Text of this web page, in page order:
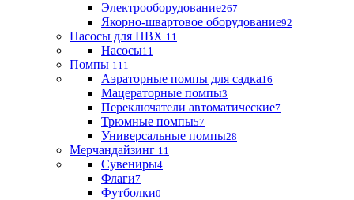
Электрооборудование267
Якорно-швартовое оборудование92
Насосы для ПВХ 11
Насосы11
Помпы 111
Аэраторные помпы для садка16
Мацераторные помпы3
Переключатели автоматические7
Трюмные помпы57
Универсальные помпы28
Мерчандайзинг 11
Сувениры4
Флаги7
Футболки0